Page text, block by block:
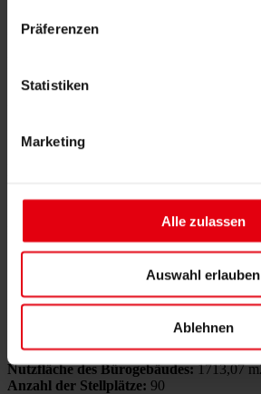
Präferenzen
Statistiken
Marketing
Alle zulassen
Auswahl erlauben
Ablehnen
Alle Referenzen
EKOM spol. s.r.o.
Gebäudetyp:Bürogebäude mit 3
08/2016
Fassade:Ganzverglaste Fassade mit
Sichtbetonkonstruktionen, Objekt mit
Küchen, Fitnessraum, Schulungs- und
8/2016 – 12/2016
BIM (Gewerks-Architektur,
Errichtungsdauer:4/2017 – 1/2018 (10
Nutzfläche des Bürogebäudes:1713,07
Anzahl der Stellplätze: 90